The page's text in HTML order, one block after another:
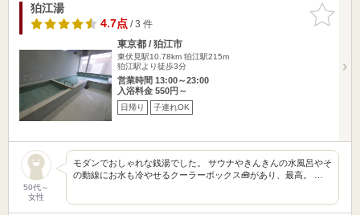
お気に入
りに追加
狛江湯
4.7点/ 3 件
東京都 / 狛江市
東伏見駅10.78km 狛江駅215m
狛江駅より徒歩3分
営業時間 13:00～23:00
入浴料金 550円～
日帰り 子連れOK
50代～
女性
モダンでおしゃれな銭湯でした。 サウナやきんきんの水風呂やそ
の動線にお水も冷やせるクーラーボックス🧰があり、最高。 …